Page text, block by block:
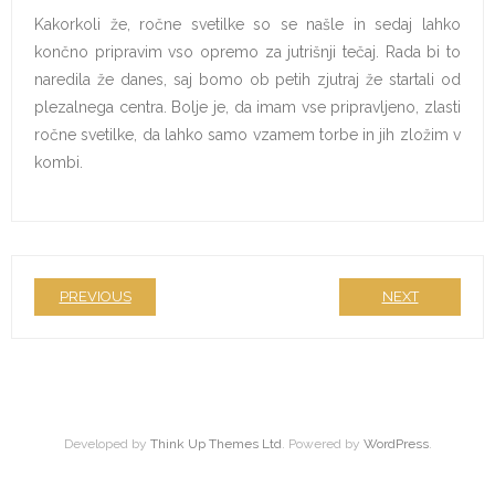
Kakorkoli že, ročne svetilke so se našle in sedaj lahko
končno pripravim vso opremo za jutrišnji tečaj. Rada bi to
naredila že danes, saj bomo ob petih zjutraj že startali od
plezalnega centra. Bolje je, da imam vse pripravljeno, zlasti
ročne svetilke, da lahko samo vzamem torbe in jih zložim v
kombi.
PREVIOUS NEXT
Developed by Think Up Themes Ltd. Powered by WordPress.